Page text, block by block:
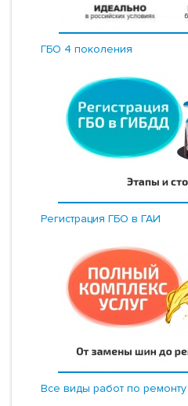
ГБО 4 поколения
Регистрация ГБО в ГАИ
Все виды работ по